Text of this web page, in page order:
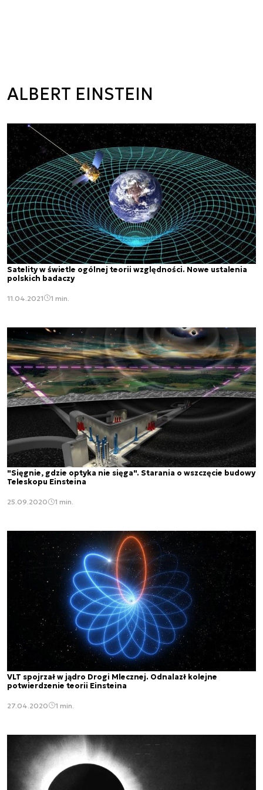
ALBERT EINSTEIN
Satelity w świetle ogólnej teorii względności. Nowe ustalenia
polskich badaczy
11.04.2021 1 min.
"Sięgnie, gdzie optyka nie sięga". Starania o wszczęcie budowy
Teleskopu Einsteina
25.09.2020 1 min.
VLT spojrzał w jądro Drogi Mlecznej. Odnalazł kolejne
potwierdzenie teorii Einsteina
27.04.2020 1 min.